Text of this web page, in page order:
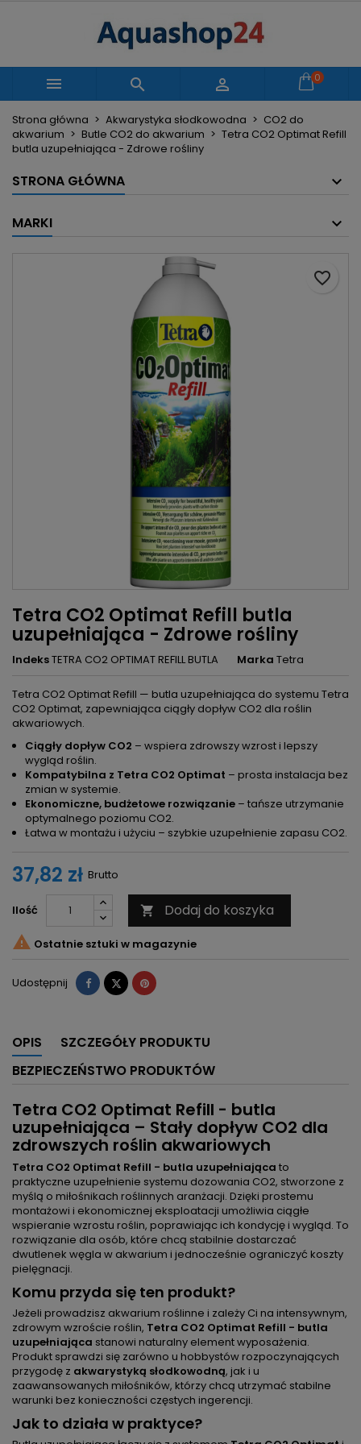
   0
Strona główna Akwarystyka słodkowodna
CO2 do
akwarium
Butle CO2 do akwarium
Tetra CO2 Optimat Refill
butla uzupełniająca - Zdrowe rośliny
STRONA GŁÓWNA
MARKI
Tetra CO2 Optimat Refill butla
uzupełniająca - Zdrowe rośliny
IndeksTETRA CO2 OPTIMAT REFILL BUTLA Marka Tetra
Tetra CO2 Optimat Refill — butla uzupełniająca do systemu Tetra
CO2 Optimat, zapewniająca ciągły dopływ CO2 dla roślin
akwariowych.
Ciągły dopływ CO2 – wspiera zdrowszy wzrost i lepszy
wygląd roślin.
Kompatybilna z Tetra CO2 Optimat – prosta instalacja bez
zmian w systemie.
Ekonomiczne, budżetowe rozwiązanie – tańsze utrzymanie
optymalnego poziomu CO2.
Łatwa w montażu i użyciu – szybkie uzupełnienie zapasu CO2.
37,82 zł Brutto
Ilość  Dodaj do koszyka
favorite_border
 Ostatnie sztuki w magazynie
Udostępnij Udostępnij
TweetujPinterest
OPIS
SZCZEGÓŁY PRODUKTU
BEZPIECZEŃSTWO PRODUKTÓW
Tetra CO2 Optimat Refill - butla
uzupełniająca – Stały dopływ CO2 dla
zdrowszych roślin akwariowych
Tetra CO2 Optimat Refill - butla uzupełniająca to
praktyczne uzupełnienie systemu dozowania CO2, stworzone z
myślą o miłośnikach roślinnych aranżacji. Dzięki prostemu
montażowi i ekonomicznej eksploatacji umożliwia ciągłe
wspieranie wzrostu roślin, poprawiając ich kondycję i wygląd. To
rozwiązanie dla osób, które chcą stabilnie dostarczać
dwutlenek węgla w akwarium i jednocześnie ograniczyć koszty
pielęgnacji.
Komu przyda się ten produkt?
Jeżeli prowadzisz akwarium roślinne i zależy Ci na intensywnym,
zdrowym wzroście roślin, Tetra CO2 Optimat Refill - butla
uzupełniająca stanowi naturalny element wyposażenia.
Produkt sprawdzi się zarówno u hobbystów rozpoczynających
przygodę z akwarystyką słodkowodną, jak i u
zaawansowanych miłośników, którzy chcą utrzymać stabilne
warunki bez konieczności częstych ingerencji.
Jak to działa w praktyce?
Moje listy życzeń
add_circle_outline Utwórz nową listę
Utwórz listę życzeń
Nazwa listy życzeń
Zaloguj się
Musisz być zalogowany by zapisać produkty na
swojej liście życzeń.
Anuluj Zaloguj się